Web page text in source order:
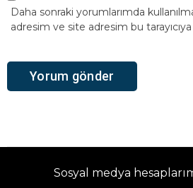
Daha sonraki yorumlarımda
adresim ve site adresim bu
Sosyal medya